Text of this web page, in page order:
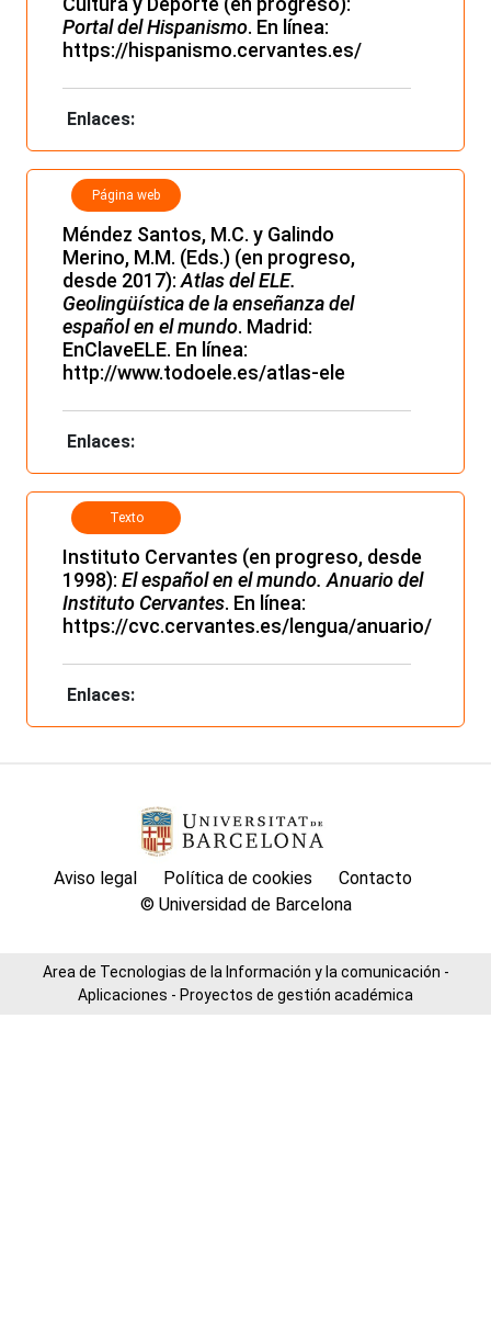
Portal del Hispanismo. En línea:
https://hispanismo.cervantes.es/
Enlaces:
Página web
Méndez Santos, M.C. y Galindo
Merino, M.M. (Eds.) (en progreso,
desde 2017): Atlas del ELE.
Geolingüística de la enseñanza del
español en el mundo. Madrid:
EnClaveELE. En línea:
http://www.todoele.es/atlas-ele
Enlaces:
Texto
Instituto Cervantes (en progreso, desde
1998): El español en el mundo. Anuario del
Instituto Cervantes. En línea:
https://cvc.cervantes.es/lengua/anuario/
Enlaces:
Aviso legal Política de cookies
Contacto
© Universidad de Barcelona
Area de Tecnologias de la Información y la comunicación -
Aplicaciones - Proyectos de gestión académica